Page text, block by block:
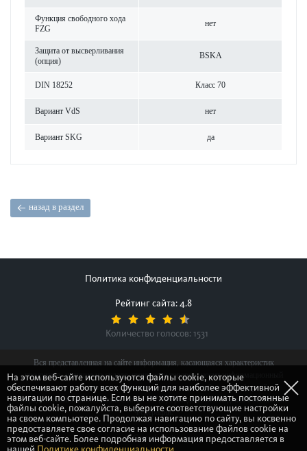
Функция свободного хода
FZG
нет
Защита от высверливания
(опция)
BSKA
DIN 18252 Класс 70
Вар­иант VdS нет
Вар­иант SKG да
назад в раздел
Политика конфиденциальности
Рейтинг сайта: 4.8
Количество голосов: 1531
Вся представленная на сайте информация, касающаяся характеристик
продуктов, наличия на складе, стоимости товаров, носит информационный
характер и ни при каких условиях не является публичной офертой,
определяемой положениями Статьи 437(2) Гражданского кодекса Российской
Федерации.
© Gretsch-Unitas group
На этом веб-сайте используются файлы cookie, которые
обеспечивают работу всех функций для наиболее эффективной
навигации по странице. Если вы не хотите принимать постоянные
файлы cookie, пожалуйста, выберите соответствующие настройки
на своем компьютере. Продолжая навигацию по сайту, вы косвенно
предоставляете свое согласие на использование файлов cookie на
этом веб-сайте. Более подробная информация предоставляется в